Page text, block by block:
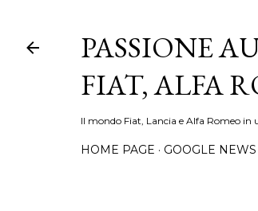
PASSIONE
FIAT, ALFA
Il mondo Fiat, Lancia e Alfa Romeo
HOME PAGE GOOGLE NEWS